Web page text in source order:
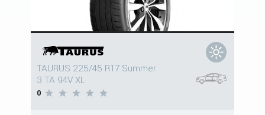
TAURUS 225/45 R17 Summer
3 TA 94V XL
0